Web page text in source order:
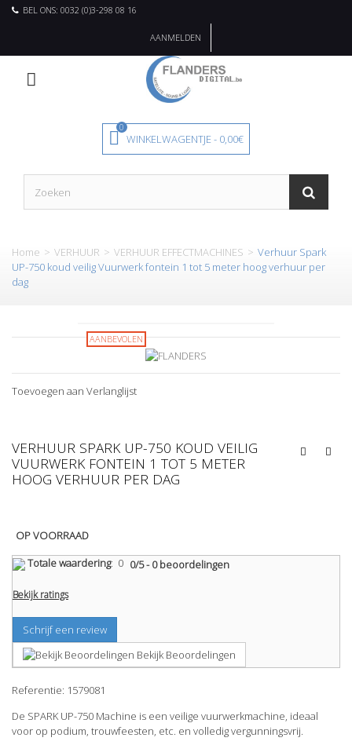
BEL ONS: 0032 (0)3-298 08 16
AANMELDEN
0
WINKELWAGENTJE- 0,00€
Home > VERHUUR > VERHUUR EFFECTMACHINES > Verhuur Spark
UP-750 koud veilig Vuurwerk fontein 1 tot 5 meter hoog verhuur per
dag
AANBEVOLEN
Toevoegen aan Verlanglijst
VERHUUR SPARK UP-750 KOUD VEILIG
VUURWERK FONTEIN 1 TOT 5 METER
HOOG VERHUUR PER DAG
OP VOORRAAD
Totale waardering: 0 0/5-0 beoordelingen
Bekijk ratings
Schrijf een review
Bekijk Beoordelingen
Referentie: 1579081
De SPARK UP-750 Machine is een veilige vuurwerkmachine, ideaal
voor op podium, trouwfeesten, etc. en volledig vergunningsvrij.